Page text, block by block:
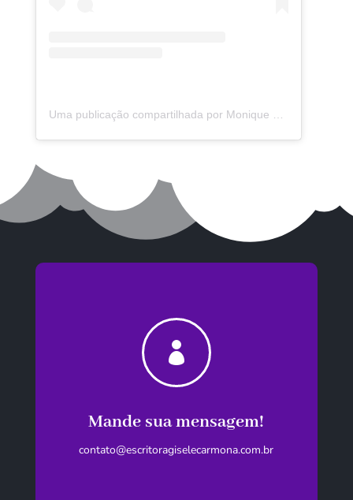
Uma publicação compartilhada por Monique Machado Momede (@moniquemm18)

Mande sua mensagem!
contato@escritoragiselecarmona.com.br